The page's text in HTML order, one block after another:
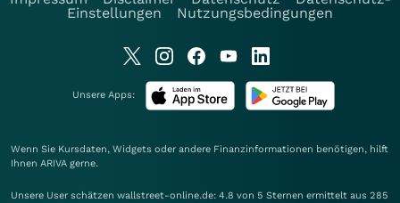
Einstellungen
Nutzungsbedingungen
Unsere Apps:
Wenn Sie Kursdaten, Widgets oder andere Finanzinformationen benötigen, hilft
Ihnen ARIVA gerne.
Unsere User schätzen wallstreet-online.de: 4.8 von 5 Sternen ermittelt aus 285